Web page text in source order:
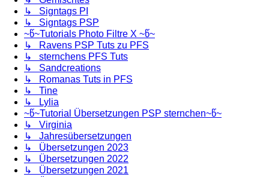
↳ Signtags PI
↳ Signtags PSP
~წ~Tutorials Photo Filtre X ~წ~
↳ Ravens PSP Tuts zu PFS
↳ sternchens PFS Tuts
↳ Sandcreations
↳ Romanas Tuts in PFS
↳ Tine
↳ Lylia
~წ~Tutorial Übersetzungen PSP sternchen~წ~
↳ Virginia
↳ Jahresübersetzungen
↳ Übersetzungen 2023
↳ Übersetzungen 2022
↳ Übersetzungen 2021